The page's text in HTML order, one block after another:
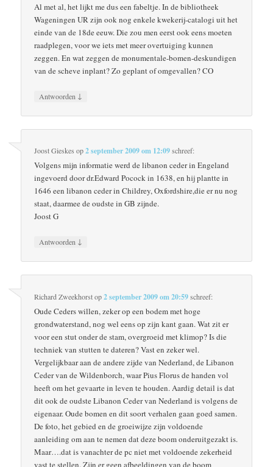
Al met al, het lijkt me dus een fabeltje. In de bibliotheek
Wageningen UR zijn ook nog enkele kwekerij-catalogi uit het
einde van de 18de eeuw. Die zou men eerst ook eens moeten
raadplegen, voor we iets met meer overtuiging kunnen
zeggen. En wat zeggen de monumentale-bomen-deskundigen
van de scheve inplant? Zo geplant of omgevallen? CO
Antwoorden ↓
Joost Gieskes op2 september 2009 om 12:09schreef:
Volgens mijn informatie werd de libanon ceder in Engeland
ingevoerd door dr.Edward Pocock in 1638, en hij plantte in
1646 een libanon ceder in Childrey, Oxfordshire,die er nu nog
staat, daarmee de oudste in GB zijnde.
Joost G
Antwoorden ↓
Richard Zweekhorstop2 september 2009 om 20:59schreef:
Oude Ceders willen, zeker op een bodem met hoge
grondwaterstand, nog wel eens op zijn kant gaan. Wat zit er
voor een stut onder de stam, overgroeid met klimop? Is die
techniek van stutten te dateren? Vast en zeker wel.
Vergelijkbaar aan de andere zijde van Nederland, de Libanon
Ceder van de Wildenborch, waar Pius Florus de handen vol
heeft om het gevaarte in leven te houden. Aardig detail is dat
dit ook de oudste Libanon Ceder van Nederland is volgens de
eigenaar. Oude bomen en dit soort verhalen gaan goed samen.
De foto, het gebied en de groeiwijze zijn voldoende
aanleiding om aan te nemen dat deze boom onderuitgezakt is.
Maar….dat is vanachter de pc niet met voldoende zekerheid
vast te stellen. Zijn er geen afbeeldingen van de boom